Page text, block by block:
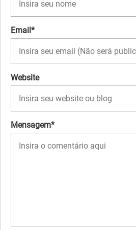
Email*
Website
Mensagem*